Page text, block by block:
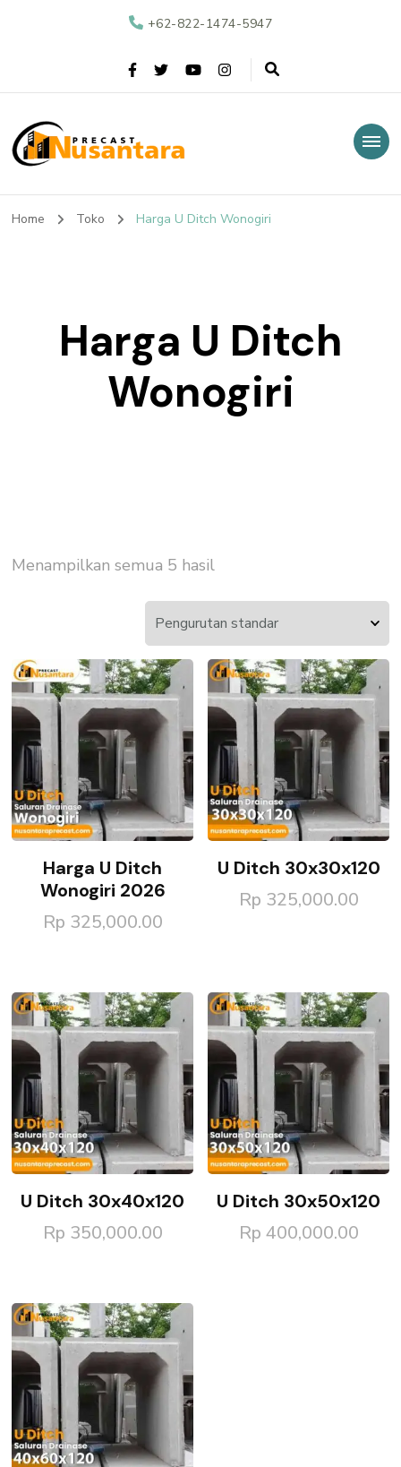
+62-822-1474-5947
Nusantara Precast
Home Toko Harga U Ditch Wonogiri
Harga U Ditch
Wonogiri
Menampilkan semua 5 hasil
Harga U Ditch
Wonogiri 2026
Rp 325,000.00
U Ditch 30x30x120
Rp 325,000.00
U Ditch 30x40x120
Rp 350,000.00
U Ditch 30x50x120
Rp 400,000.00